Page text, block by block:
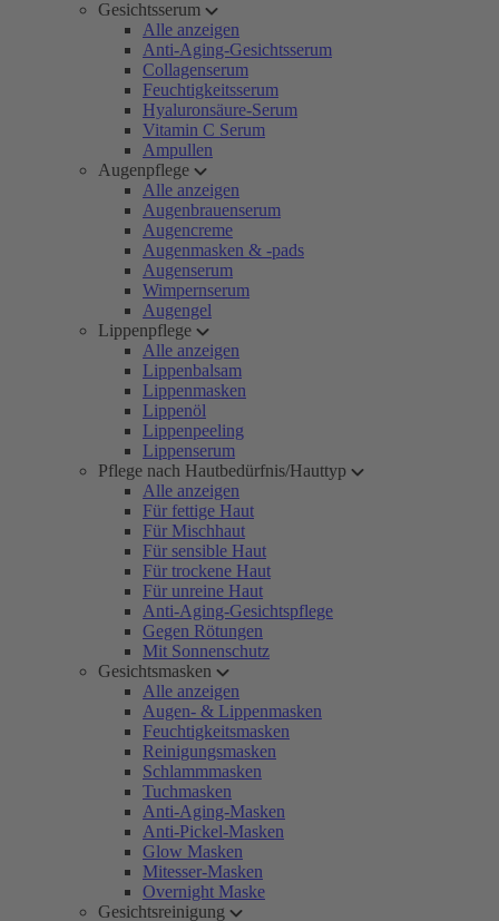
Gesichtsserum
Alle anzeigen
Anti-Aging-Gesichtsserum
Collagenserum
Feuchtigkeitsserum
Hyaluronsäure-Serum
Vitamin C Serum
Ampullen
Augenpflege
Alle anzeigen
Augenbrauenserum
Augencreme
Augenmasken & -pads
Augenserum
Wimpernserum
Augengel
Lippenpflege
Alle anzeigen
Lippenbalsam
Lippenmasken
Lippenöl
Lippenpeeling
Lippenserum
Pflege nach Hautbedürfnis/Hauttyp
Alle anzeigen
Für fettige Haut
Für Mischhaut
Für sensible Haut
Für trockene Haut
Für unreine Haut
Anti-Aging-Gesichtspflege
Gegen Rötungen
Mit Sonnenschutz
Gesichtsmasken
Alle anzeigen
Augen- & Lippenmasken
Feuchtigkeitsmasken
Reinigungsmasken
Schlammmasken
Tuchmasken
Anti-Aging-Masken
Anti-Pickel-Masken
Glow Masken
Mitesser-Masken
Overnight Maske
Gesichtsreinigung